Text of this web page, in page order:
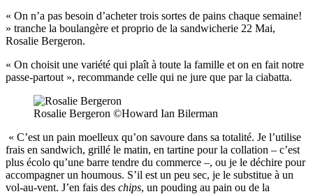
« On n’a pas besoin d’acheter trois sortes de pains chaque semaine!
» tranche la boulangère et proprio de la sandwicherie 22 Mai,
Rosalie Bergeron.
« On choisit une variété qui plaît à toute la famille et on en fait notre
passe-partout », recommande celle qui ne jure que par la ciabatta.
Rosalie Bergeron ©Howard Ian Bilerman
« C’est un pain moelleux qu’on savoure dans sa totalité. Je l’utilise
frais en sandwich, grillé le matin, en tartine pour la collation – c’est
plus écolo qu’une barre tendre du commerce –, ou je le déchire pour
accompagner un houmous. S’il est un peu sec, je le substitue à un
vol-au-vent. J’en fais des chips, un pouding au pain ou de la